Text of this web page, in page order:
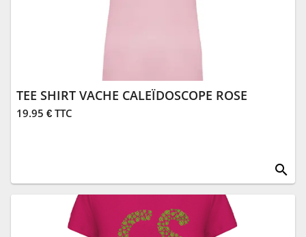
TEE SHIRT VACHE CALEÏDOSCOPE ROSE
19.95 € TTC
search